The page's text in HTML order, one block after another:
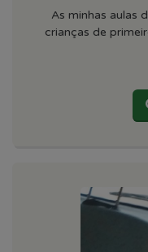
As minhas aulas
crianças de